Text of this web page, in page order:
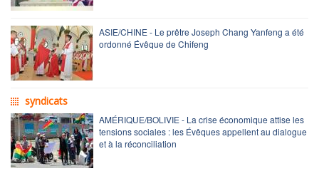
ASIE/CHINE - Le prêtre Joseph Chang Yanfeng a été
ordonné Évêque de Chifeng
syndicats
AMÉRIQUE/BOLIVIE - La crise économique attise les
tensions sociales : les Évêques appellent au dialogue
et à la réconciliation